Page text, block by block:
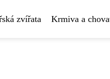
zvířata Krmiva a